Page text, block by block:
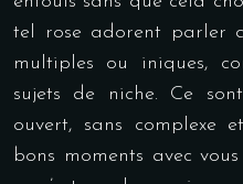
tel rose adorent parler
multiples ou iniques,
sujets de niche. Ce
ouvert, sans complexe
bons moments avec